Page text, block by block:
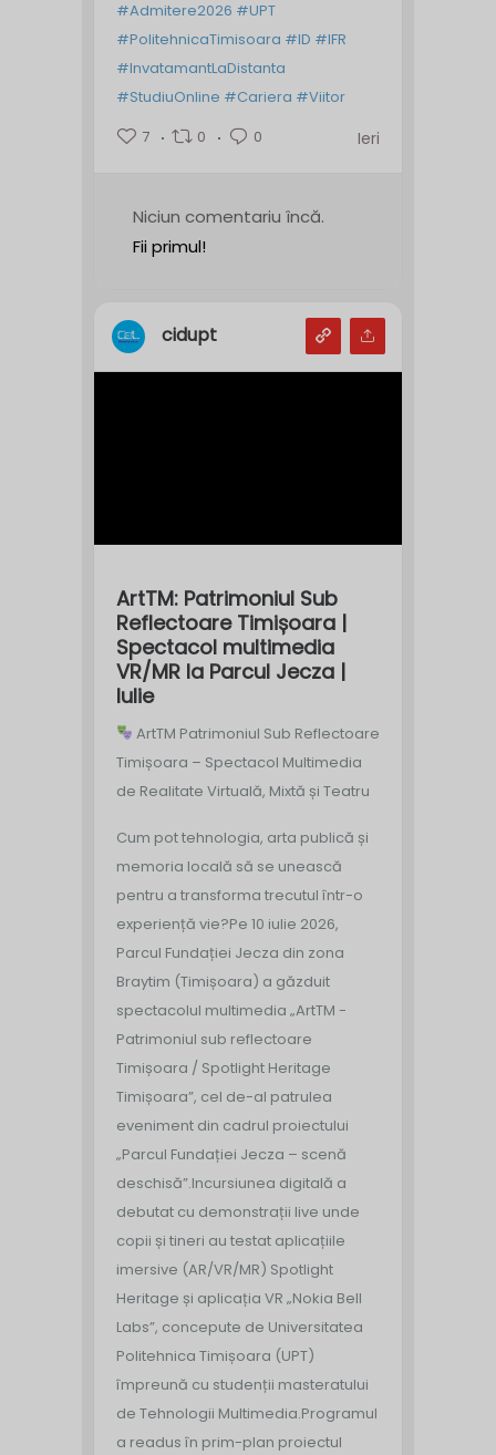
#Admitere2026 #UPT
#PolitehnicaTimisoara #ID #IFR
#InvatamantLaDistanta
#StudiuOnline #Cariera #Viitor
7
0 0 Ieri
Niciun comentariu încă.
Fii primul!
cidupt
ArtTM: Patrimoniul Sub
Reflectoare Timișoara |
Spectacol multimedia
VR/MR la Parcul Jecza |
Iulie
ArtTM Patrimoniul Sub Reflectoare
Timișoara – Spectacol Multimedia
de Realitate Virtuală, Mixtă și Teatru
Cum pot tehnologia, arta publică și
memoria locală să se unească
pentru a transforma trecutul într-o
experiență vie?Pe 10 iulie 2026,
Parcul Fundației Jecza din zona
Braytim (Timișoara) a găzduit
spectacolul multimedia „ArtTM -
Patrimoniul sub reflectoare
Timișoara / Spotlight Heritage
Timișoara”, cel de-al patrulea
eveniment din cadrul proiectului
„Parcul Fundației Jecza – scenă
deschisă”.Incursiunea digitală a
debutat cu demonstrații live unde
copii și tineri au testat aplicațiile
imersive (AR/VR/MR) Spotlight
Heritage și aplicația VR „Nokia Bell
Labs”, concepute de Universitatea
Politehnica Timișoara (UPT)
împreună cu studenții masteratului
de Tehnologii Multimedia.Programul
a readus în prim-plan proiectul